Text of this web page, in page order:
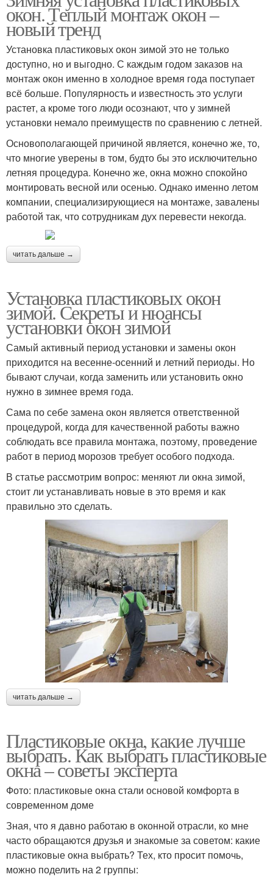
окон. Теплый монтаж окон –
новый тренд
Установка пластиковых окон зимой это не только
доступно, но и выгодно. С каждым годом заказов на
монтаж окон именно в холодное время года поступает
всё больше. Популярность и известность это услуги
растет, а кроме того люди осознают, что у зимней
установки немало преимуществ по сравнению с летней.
Основополагающей причиной является, конечно же, то,
что многие уверены в том, будто бы это исключительно
летняя процедура. Конечно же, окна можно спокойно
монтировать весной или осенью. Однако именно летом
компании, специализирующиеся на монтаже, завалены
работой так, что сотрудникам дух перевести некогда.
читать дальше →
Установка пластиковых окон
зимой. Секреты и нюансы
установки окон зимой
Самый активный период установки и замены окон
приходится на весенне-осенний и летний периоды. Но
бывают случаи, когда заменить или установить окно
нужно в зимнее время года.
Сама по себе замена окон является ответственной
процедурой, когда для качественной работы важно
соблюдать все правила монтажа, поэтому, проведение
работ в период морозов требует особого подхода.
В статье рассмотрим вопрос: меняют ли окна зимой,
стоит ли устанавливать новые в это время и как
правильно это сделать.
читать дальше →
Пластиковые окна, какие лучше
выбрать. Как выбрать пластиковые
окна – советы эксперта
Фото: пластиковые окна стали основой комфорта в
современном доме
Зная, что я давно работаю в оконной отрасли, ко мне
часто обращаются друзья и знакомые за советом: какие
пластиковые окна выбрать? Тех, кто просит помочь,
можно поделить на 2 группы: